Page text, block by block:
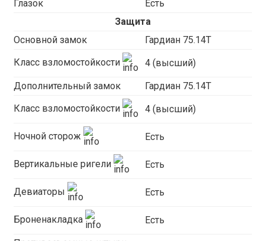
Глазок
Есть
Защита
Основной замок
Гардиан 75.14Т
Класс взломостойкости 4 (высший)
Дополнительный замок Гардиан 75.14Т
Класс взломостойкости 4 (высший)
Ночной сторож Есть
Вертикальные ригели Есть
Девиаторы Есть
Броненакладка Есть